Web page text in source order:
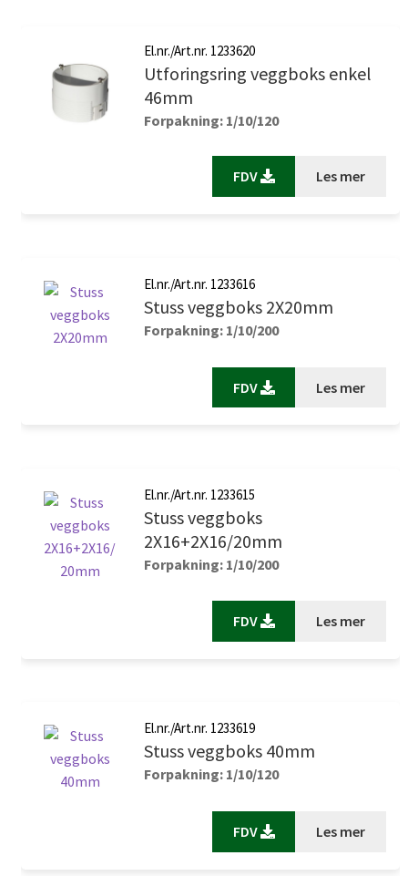
El.nr./Art.nr. 1233620
Utforingsring veggboks enkel
46mm
Forpakning: 1/10/120
FDV Les mer
El.nr./Art.nr. 1233616
Stuss veggboks 2X20mm
Forpakning: 1/10/200
FDV Les mer
El.nr./Art.nr. 1233615
Stuss veggboks
2X16+2X16/20mm
Forpakning: 1/10/200
FDV Les mer
El.nr./Art.nr. 1233619
Stuss veggboks 40mm
Forpakning: 1/10/120
FDV Les mer